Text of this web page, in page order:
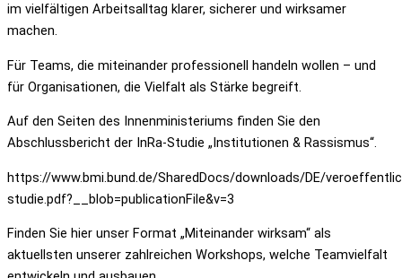
im vielfältigen Arbeitsalltag klarer, sicherer und wirksamer
machen.
Für Teams, die miteinander professionell handeln wollen – und
für Organisationen, die Vielfalt als Stärke begreift.
Auf den Seiten des Innenministeriums finden Sie den
Abschlussbericht der InRa-Studie „Institutionen & Rassismus“.
https://www.bmi.bund.de/SharedDocs/downloads/DE/
studie.pdf?__blob=publicationFile&v=3
Finden Sie hier unser Format „Miteinander wirksam“ als
aktuellsten unserer zahlreichen Workshops, welche Teamvielfalt